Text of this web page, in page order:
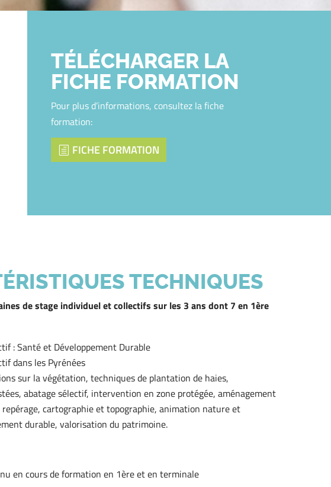
TÉLÉCHARGER LA
FICHE FORMATION
Pour plus d’informations, consultez la fiche
formation:
FICHE FORMATION
TECHNIQUES
de stage individuel et collectifs sur les 3 ans dont 7 en 1ère
: Santé et Développement Durable
dans les Pyrénées
sur la végétation, techniques de plantation de haies,
abatage sélectif, intervention en zone protégée, aménagement
cartographie et topographie, animation nature et
durable, valorisation du patrimoine.
en cours de formation en 1ère et en terminale